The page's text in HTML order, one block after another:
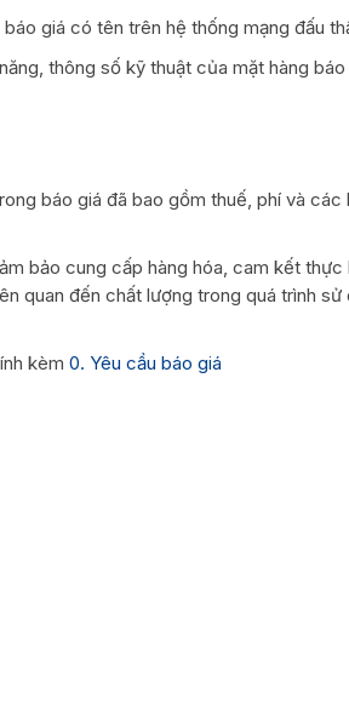
giá có tên trên hệ thống mạng đấu
thông số kỹ thuật của mặt hàng
báo giá đã bao gồm thuế, phí và
bảo cung cấp hàng hóa, cam kết
quan đến chất lượng trong quá trình
kèm 0. Yêu cầu báo giá